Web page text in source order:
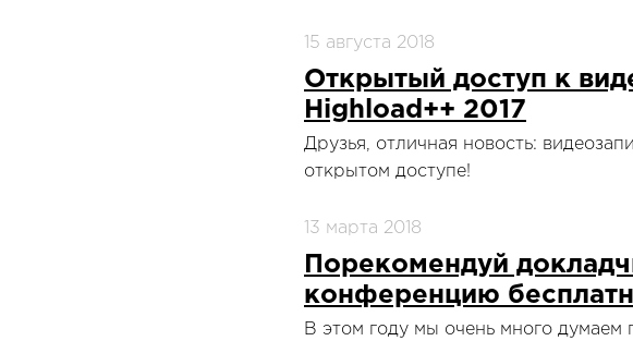
15 августа 2018
Открытый доступ к
Highload++ 2017
Друзья, отличная новость:
открытом доступе!
13 марта 2018
Порекомендуй
конференцию
В этом году мы очень много думаем